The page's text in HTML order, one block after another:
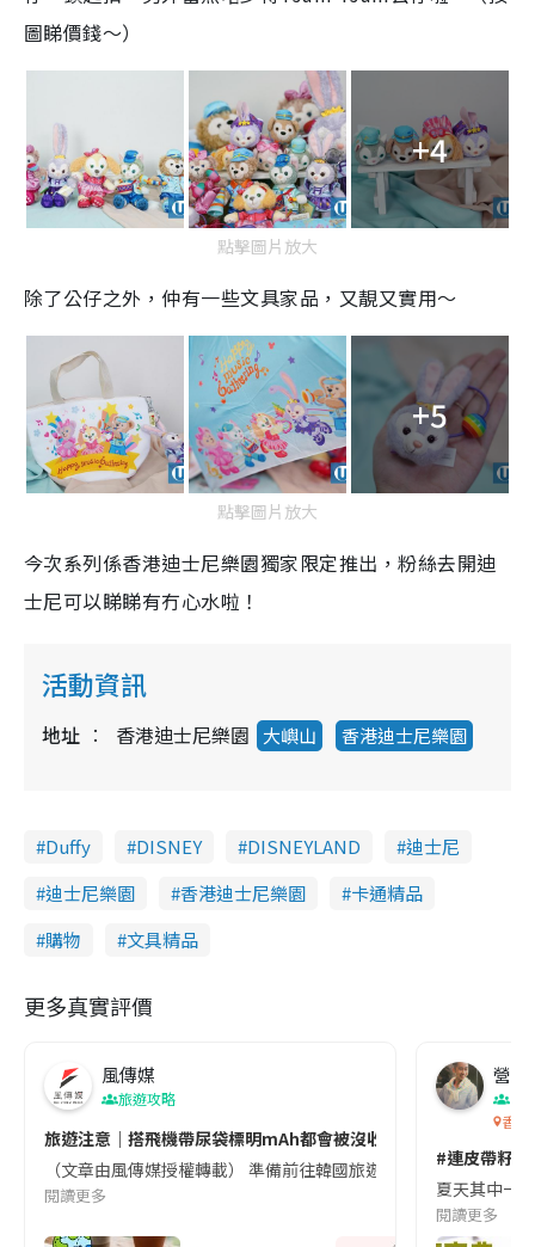
圖睇價錢～）
+4
點擊圖片放大
除了公仔之外，仲有一些文具家品，又靚又實用～
+5
點擊圖片放大
今次系列係香港迪士尼樂園獨家限定推出，粉絲去開迪
士尼可以睇睇有冇心水啦！
活動資訊
地址 香港迪士尼樂園 大嶼山 香港迪士尼樂園
Duffy DISNEY DISNEYLAND
迪士尼
迪士尼樂園
香港迪士尼樂園
卡通精品
購物
文具精品
更多真實評價
風傳媒
旅遊攻略
旅遊注意｜搭飛機帶尿袋標明mAh都會被沒收😱出發前切記檢查
（文章由風傳媒授權轉載） 準備前往韓國旅遊的民眾，近期要
閱讀更多
營養
香港
#連皮帶籽
夏天其中一
閱讀更多